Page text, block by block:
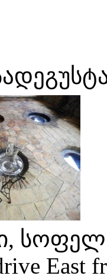
სოფელ
East